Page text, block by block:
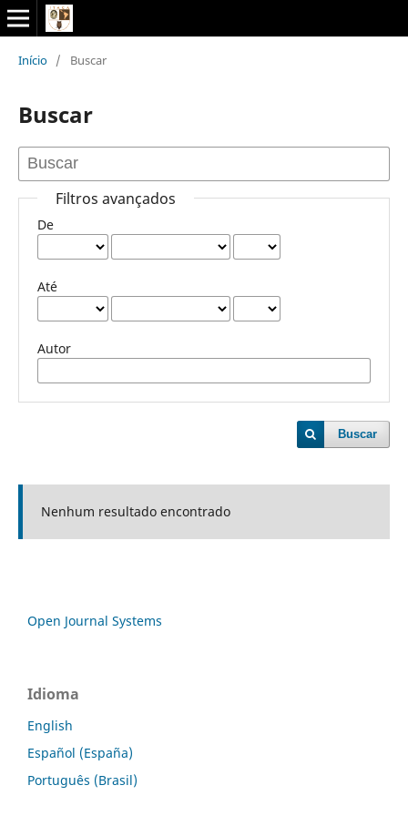
Início / Buscar
Buscar
Filtros avançados
De
Até
Autor
Buscar
Nenhum resultado encontrado
Open Journal Systems
Idioma
English
Español (España)
Português (Brasil)